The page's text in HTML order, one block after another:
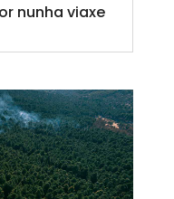
nunha viaxe